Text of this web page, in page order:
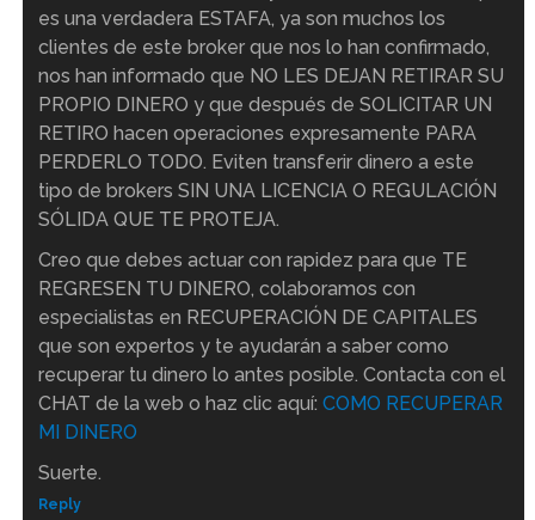
es una verdadera ESTAFA, ya son muchos los
clientes de este broker que nos lo han confirmado,
nos han informado que NO LES DEJAN RETIRAR SU
PROPIO DINERO y que después de SOLICITAR UN
RETIRO hacen operaciones expresamente PARA
PERDERLO TODO. Eviten transferir dinero a este
tipo de brokers SIN UNA LICENCIA O REGULACIÓN
SÓLIDA QUE TE PROTEJA.
Creo que debes actuar con rapidez para que TE
REGRESEN TU DINERO, colaboramos con
especialistas en RECUPERACIÓN DE CAPITALES
que son expertos y te ayudarán a saber como
recuperar tu dinero lo antes posible. Contacta con el
CHAT de la web o haz clic aquí: COMO RECUPERAR
MI DINERO
Suerte.
Reply